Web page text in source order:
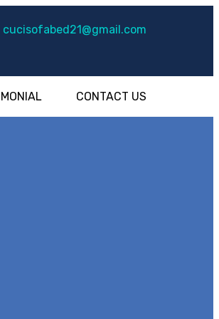
cucisofabed21@gmail.com
CONTACT US